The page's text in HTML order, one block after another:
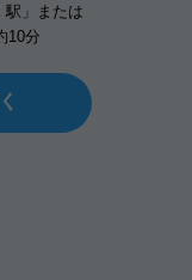
駅」または
10分